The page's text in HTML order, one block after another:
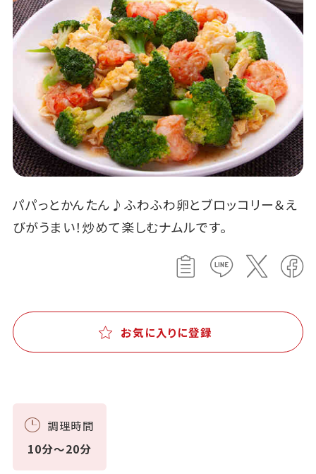
パパっとかんたん♪ふわふわ卵とブロッコリー＆え
びがうまい！炒めて楽しむナムルです。
お気に入りに登録
調理時間
10分～20分